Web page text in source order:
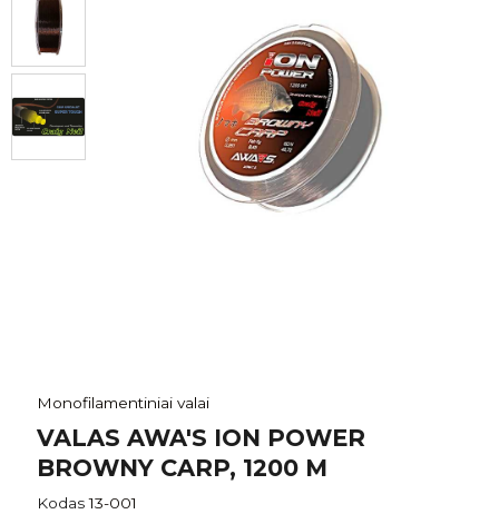
Monofilamentiniai valai
VALAS AWA'S ION POWER
BROWNY CARP, 1200 M
Kodas 13-001